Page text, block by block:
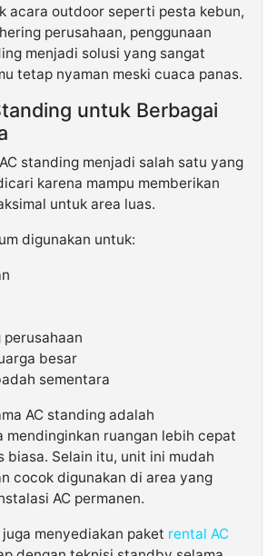
acara outdoor seperti pesta kebun,
perusahaan, penggunaan
menjadi solusi yang sangat
tetap nyaman meski cuaca panas.
untuk Berbagai
standing menjadi salah satu yang
karena mampu memberikan
untuk area luas.
digunakan untuk:
perusahaan
besar
sementara
AC standing adalah
mendinginkan ruangan lebih cepat
biasa. Selain itu, unit ini mudah
cocok digunakan di area yang
AC permanen.
menyediakan paket rental AC